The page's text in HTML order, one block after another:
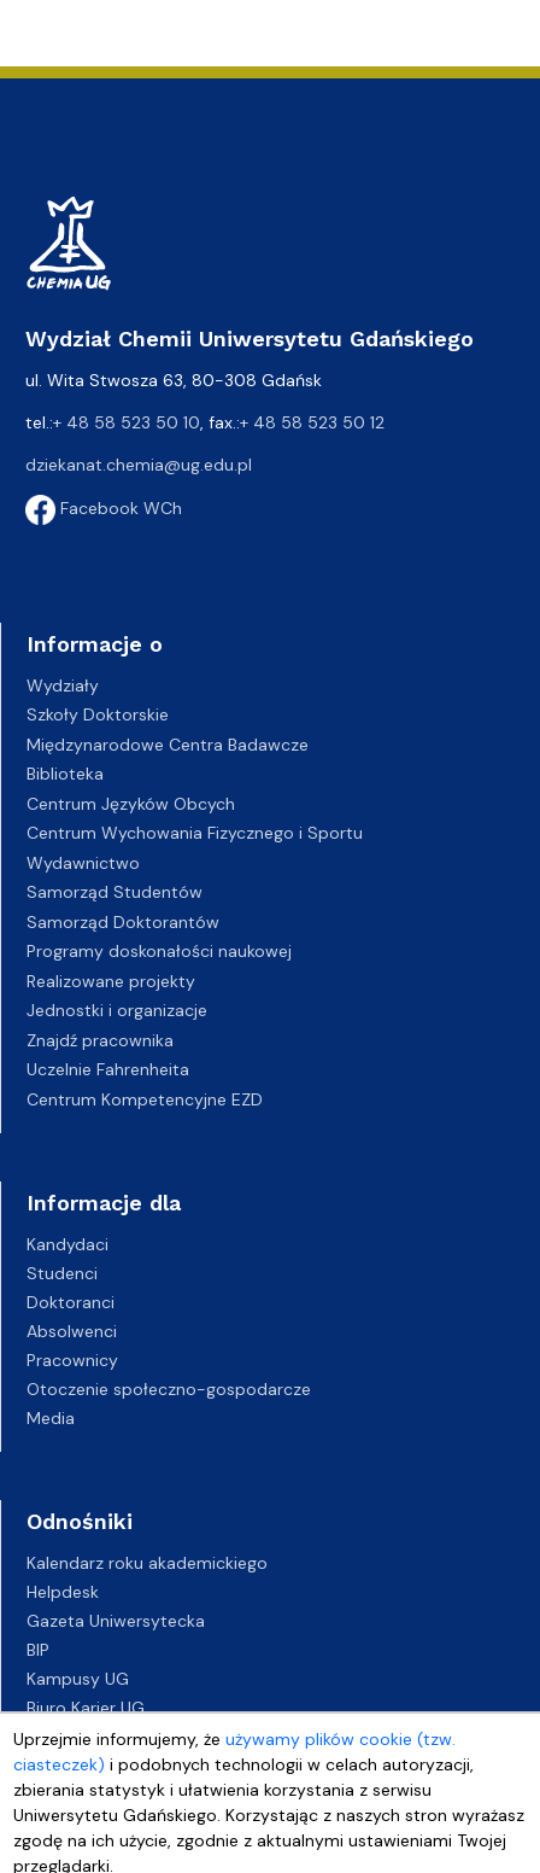
Uprzejmie informujemy, żeużywamy plików cookie (tzw.
ciasteczek) i podobnych technologii w celach autoryzacji,
zbierania statystyk i ułatwienia korzystania z serwisu
Uniwersytetu Gdańskiego. Korzystając z naszych stron wyrażasz
zgodę na ich użycie, zgodnie z aktualnymi ustawieniami Twojej
przeglądarki.
Wydział Chemii Uniwersytetu Gdańskiego
ul. Wita Stwosza 63, 80-308 Gdańsk
tel.:+ 48 58 523 50 10 , fax.:+ 48 58 523 50 12
dziekanat.chemia@ug.edu.pl
Facebook WCh
Informacje o
Wydziały
Szkoły Doktorskie
Międzynarodowe Centra Badawcze
Biblioteka
Centrum Języków Obcych
Centrum Wychowania Fizycznego i Sportu
Wydawnictwo
Samorząd Studentów
Samorząd Doktorantów
Programy doskonałości naukowej
Realizowane projekty
Jednostki i organizacje
Znajdź pracownika
Uczelnie Fahrenheita
Centrum Kompetencyjne EZD
Informacje dla
Kandydaci
Studenci
Doktoranci
Absolwenci
Pracownicy
Otoczenie społeczno-gospodarcze
Media
Odnośniki
Kalendarz roku akademickiego
Helpdesk
Gazeta Uniwersytecka
BIP
Kampusy UG
Biuro Karier UG
Oferty pracy
Deklaracja dostępności